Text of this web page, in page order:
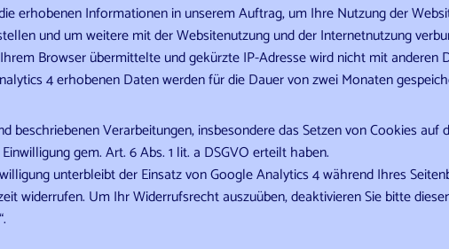
erhobenen Informationen in unserem Auftrag, um Ihre Nutzung der
und um weitere mit der Websitenutzung und der Internetnutzung
Browser übermittelte und gekürzte IP-Adresse wird nicht mit
4 erhobenen Daten werden für die Dauer von zwei Monaten
beschriebenen Verarbeitungen, insbesondere das Setzen von Cookies
gem. Art. 6 Abs. 1 lit. a DSGVO erteilt haben.
unterbleibt der Einsatz von Google Analytics 4 während Ihres
widerrufen. Um Ihr Widerrufsrecht auszuüben, deaktivieren Sie bitte